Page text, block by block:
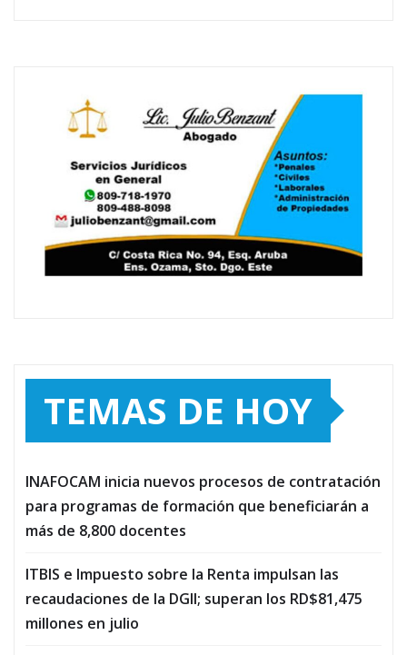
TEMAS DE HOY
INAFOCAM inicia nuevos procesos de contratación
para programas de formación que beneficiarán a
más de 8,800 docentes
ITBIS e Impuesto sobre la Renta impulsan las
recaudaciones de la DGII; superan los RD$81,475
millones en julio